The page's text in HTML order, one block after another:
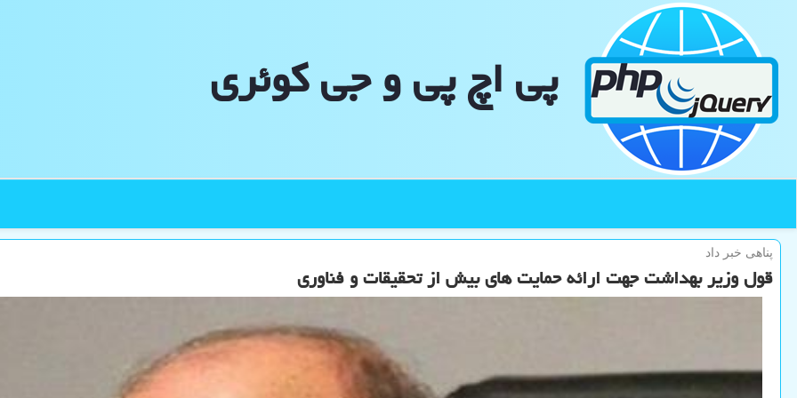
پی اچ پی و جی كوئری
پناهی خبر داد
قول وزیر بهداشت جهت ارائه حمایت های بیش از تحقیقات و فناوری